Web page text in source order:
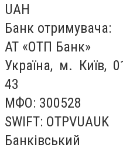
UAH
Банк отримувача:
АТ «ОТП Банк»
Україна, м. Київ,
43
МФО: 300528
SWIFT: OTPVUAUK